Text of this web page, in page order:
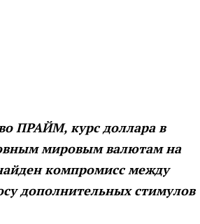
ПРАЙМ, курс доллара в
мировым валютам на
компромисс между
дополнительных стимулов